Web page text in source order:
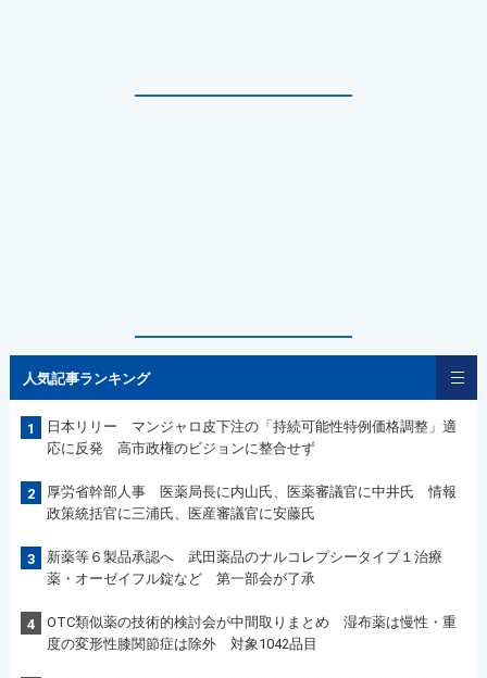
人気記事ランキング
1
日本リリー マンジャロ皮下注の「持続可能性特例価格調整」適
応に反発 高市政権のビジョンに整合せず
2
厚労省幹部人事 医薬局長に内山氏、医薬審議官に中井氏 情報
政策統括官に三浦氏、医産審議官に安藤氏
3
新薬等６製品承認へ 武田薬品のナルコレプシータイプ１治療
薬・オーゼイフル錠など 第一部会が了承
4
OTC類似薬の技術的検討会が中間取りまとめ 湿布薬は慢性・重
度の変形性膝関節症は除外 対象1042品目